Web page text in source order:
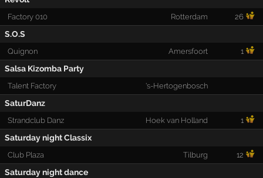
Factory 010 Rotterdam 26
S.O.S
Quignon Amersfoort 1
Salsa Kizomba Party
Talent Factory 's-Hertogenbosch
SaturDanz
Strandclub Danz Hoek van Holland 1
Saturday night Classix
Club Plaza Tilburg 12
Saturday night dance